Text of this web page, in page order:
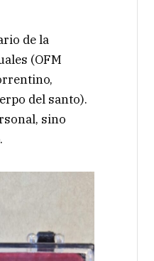
de la
(OFM
del santo).
sino